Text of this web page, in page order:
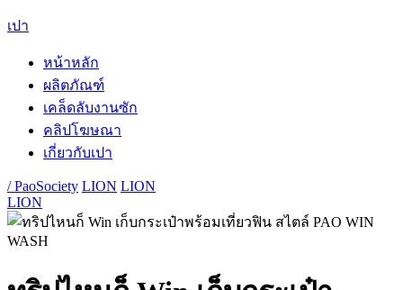
เปา
หน้าหลัก
ผลิตภัณฑ์
เคล็ดลับงานซัก
คลิปโฆษณา
เกี่ยวกับเปา
/ PaoSociety LION LION
LION